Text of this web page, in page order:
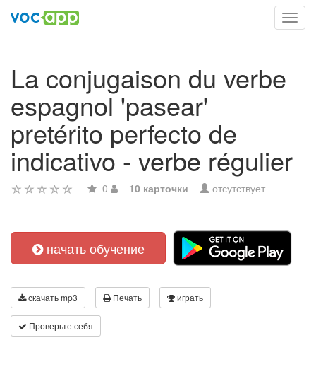
La conjugaison du verbe
espagnol 'pasear'
pretérito perfecto de
indicativo - verbe régulier
0 10 карточки отсутствует
начать обучение
скачать mp3 Печать играть
Проверьте себя